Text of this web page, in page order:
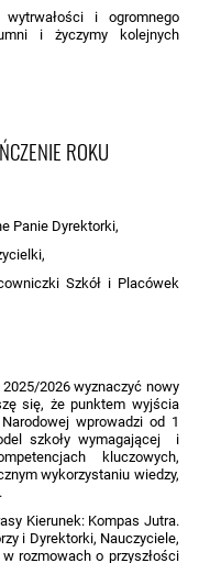
i ogromnego
i życzymy kolejnych
ROKU
Panie Dyrektorki,
Szkół i Placówek
2026 wyznaczyć nowy
się, że punktem wyjścia
wprowadzi od 1
szkoły wymagającej i
kluczowych,
wykorzystaniu wiedzy,
Kierunek: Kompas Jutra.
i Dyrektorki, Nauczyciele,
rozmowach o przyszłości